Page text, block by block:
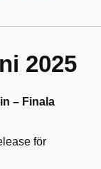
2025
– Finala
för